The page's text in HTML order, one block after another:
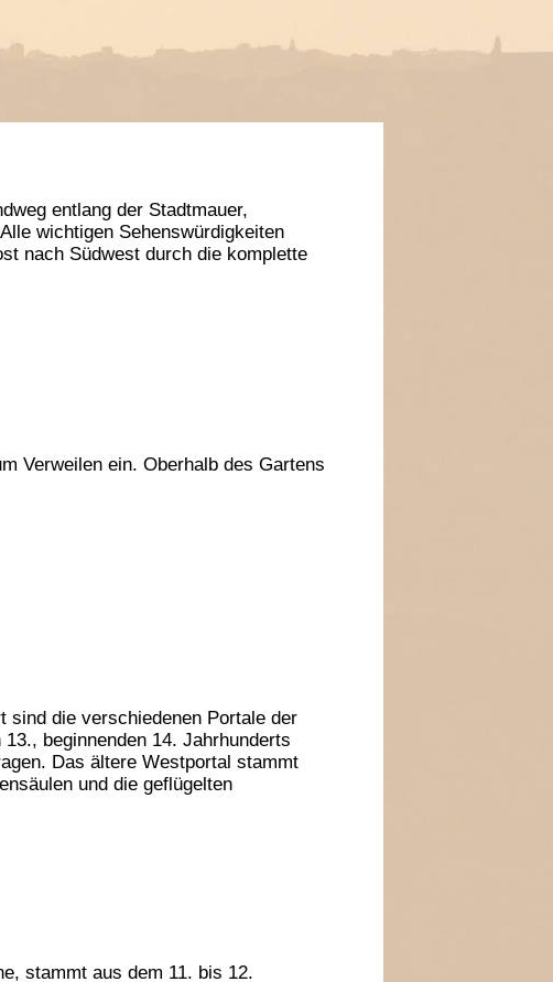
entlang der Stadtmauer,
wichtigen Sehenswürdigkeiten
nach Südwest durch die komplette
Verweilen ein. Oberhalb des Gartens
sind die verschiedenen Portale der
beginnenden 14. Jahrhunderts
Das ältere Westportal stammt
und die geflügelten
stammt aus dem 11. bis 12.